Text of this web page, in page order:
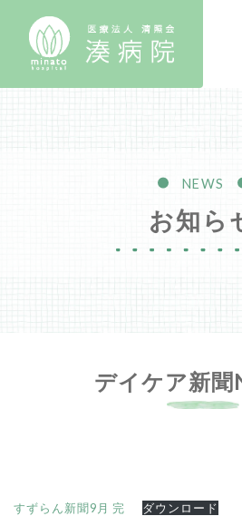
NEWS
お知ら
デイケア新聞
すずらん新聞9月 完 ダウンロード